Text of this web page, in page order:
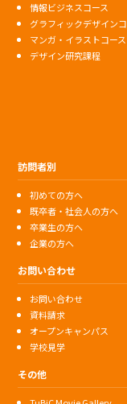
情報ビジネスコース
グラフィックデザイン
マンガ・イラストコース
デザイン研究課程
訪問者別
初めての方へ
既卒者・社会人の方へ
卒業生の方へ
企業の方へ
お問い合わせ
お問い合わせ
資料請求
オープンキャンパス
学校見学
その他